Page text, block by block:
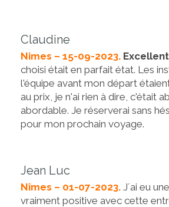
Claudine
Nimes – 15-09-2023.
choisi était en parfait état. Les
l'équipe avant mon départ
au prix, je n'ai rien à dire, c'était
abordable. Je réserverai sans
pour mon prochain voyage.
Jean Luc
Nîmes – 01-07-2023. J´ai eu
vraiment positive avec cette